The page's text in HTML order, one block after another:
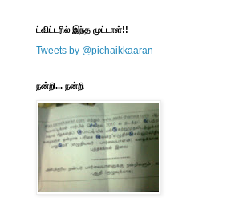
ட்விட்டரில் இந்த முட்டாள்!!
Tweets by @pichaikkaaran
நன்றி... நன்றி